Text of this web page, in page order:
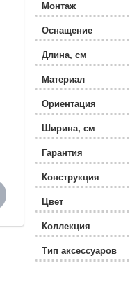
Монтаж
Оснащение
Длина, см
Материал
Ориентация
Ширина, см
Гарантия
Конструкция
Цвет
Коллекция
Тип аксессуаров